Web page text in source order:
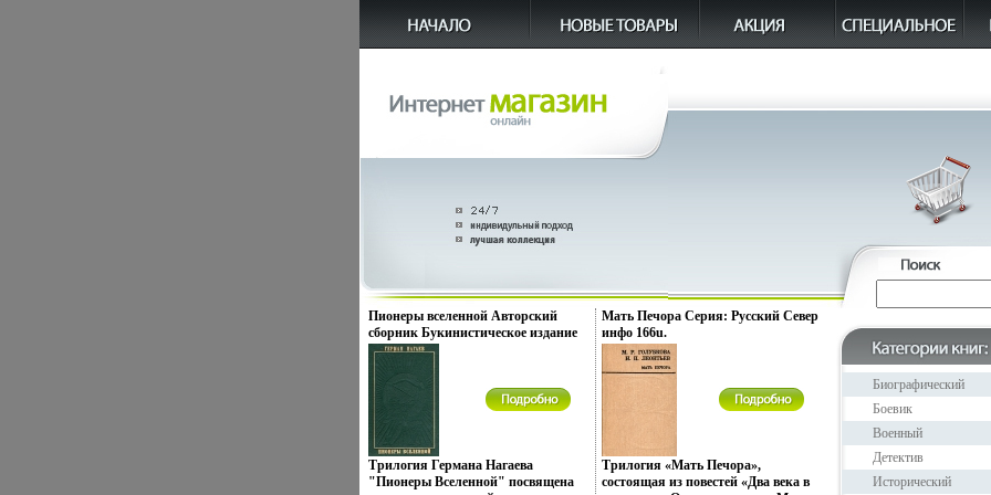
Пионеры вселенной Авторский
сборник Букинистическое издание
Сохранность: Хорошая
литература Москва, 1976 г Твердый
переплет, 614 стр Формат: 84x108/32
(~130х205 мм) инфо 6651t.
Трилогия Германа Нагаева
"Пионеры Вселенной" посвящена
Мать Печора Серия: Русский Север
инфо 166u.
Трилогия «Мать Печора»,
состоящая из повестей «Два века в
Биографический
Боевик
Военный
Детектив
Исторический